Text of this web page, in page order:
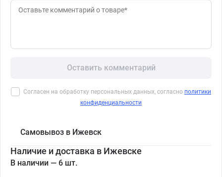
Оставить комментарий
Согласен на обработку персональных данных, согласно политики
конфиденциальности
Самовывоз в Ижевск
Наличие и доставка в Ижевске
В наличии — 6 шт.